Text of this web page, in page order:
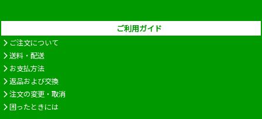
ご利用ガイド
ご注文について
送料・配送
お支払方法
返品および交換
注文の変更・取消
困ったときには